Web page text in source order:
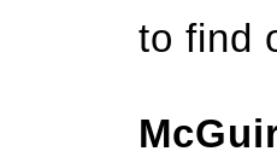
to find